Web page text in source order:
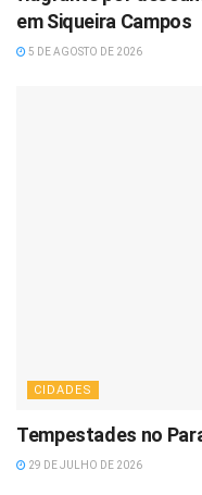
em Siqueira Campos
5 DE AGOSTO DE 2026
CIDADES
Tempestades no
29 DE JULHO DE 2026